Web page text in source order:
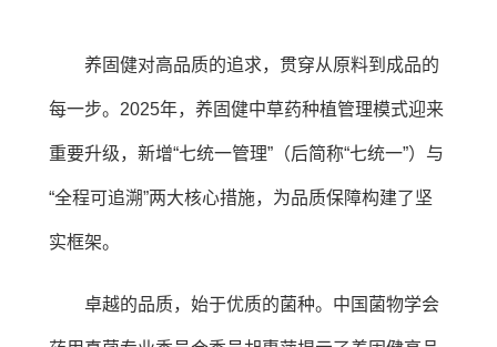
养固健对高品质的追求，贯穿从原料到成品的
每一步。2025年，养固健中草药种植管理模式迎来
重要升级，新增“七统一管理”（后简称“七统一”）与
“全程可追溯”两大核心措施，为品质保障构建了坚
实框架。
卓越的品质，始于优质的菌种。中国菌物学会